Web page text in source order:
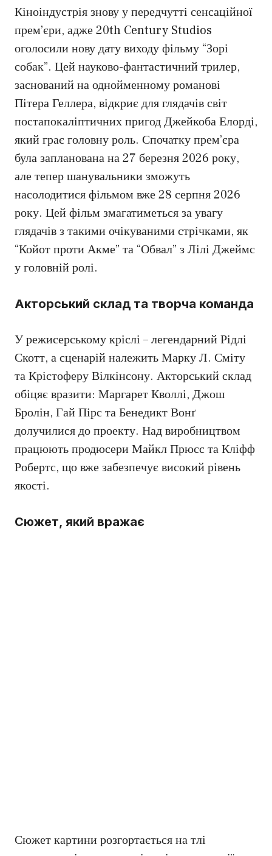
Кіноіндустрія знову у передчутті сенсаційної
прем’єри, адже 20th Century Studios
оголосили нову дату виходу фільму “Зорі
собак”. Цей науково-фантастичний трилер,
заснований на однойменному романові
Пітера Геллера, відкриє для глядачів світ
постапокаліптичних пригод Джейкоба Елорді,
який грає головну роль. Спочатку прем’єра
була запланована на 27 березня 2026 року,
але тепер шанувальники зможуть
насолодитися фільмом вже 28 серпня 2026
року. Цей фільм змагатиметься за увагу
глядачів з такими очікуваними стрічками, як
“Койот проти Акме” та “Обвал” з Лілі Джеймс
у головній ролі.
Акторський склад та творча команда
У режисерському кріслі – легендарний Рідлі
Скотт, а сценарій належить Марку Л. Сміту
та Крістоферу Вілкінсону. Акторський склад
обіцяє вразити: Маргарет Кволлі, Джош
Бролін, Гай Пірс та Бенедикт Вонґ
долучилися до проекту. Над виробництвом
працюють продюсери Майкл Прюсс та Кліфф
Робертс, що вже забезпечує високий рівень
якості.
Сюжет, який вражає
Сюжет картини розгортається на тлі